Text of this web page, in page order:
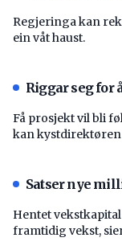
Regjeringa kan
ein våt haust.
Riggar seg for
Få prosjekt vil bli
kan kystdirektøren
Satser nye
Hentet
framtidig vekst,